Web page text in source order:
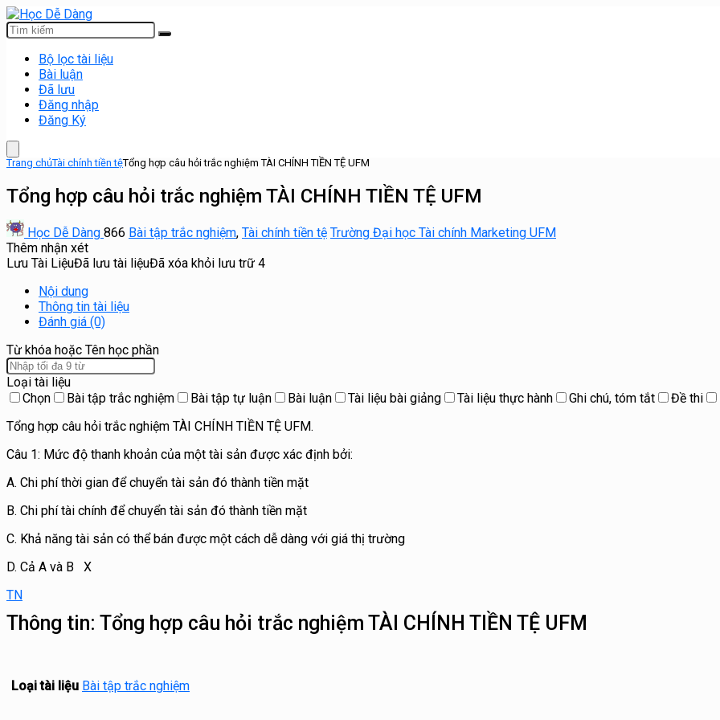
Bộ lọc tài liệu
Bài luận
Đã lưu
Đăng nhập
Đăng Ký
Trang chủTài chính tiền tệTổng hợp câu hỏi trắc nghiệm TÀI CHÍNH TIỀN TỆ UFM
Tổng hợp câu hỏi trắc nghiệm TÀI CHÍNH TIỀN TỆ UFM
Học Dễ Dàng 866 Bài tập trắc nghiệm, Tài chính tiền tệ Trường Đại học Tài chính Marketing UFM
Thêm nhận xét
Lưu Tài LiệuĐã lưu tài liệuĐã xóa khỏi lưu trữ 4
Nội dung
Thông tin tài liệu
Đánh giá (0)
Từ khóa hoặc Tên học phần
Loại tài liệu
Chọn
Bài tập trắc nghiệm Bài tập tự luận Bài luận Tài liệu bài giảng Tài liệu thực hành Ghi chú, tóm tắt Đề thi
Tổng hợp câu hỏi trắc nghiệm TÀI CHÍNH TIỀN TỆ UFM.
Câu 1: Mức độ thanh khoản của một tài sản được xác định bởi:
A. Chi phí thời gian để chuyển tài sản đó thành tiền mặt
B. Chi phí tài chính để chuyển tài sản đó thành tiền mặt
C. Khả năng tài sản có thể bán được một cách dễ dàng với giá thị trường
D. Cả A và B X
TN
Thông tin: Tổng hợp câu hỏi trắc nghiệm TÀI CHÍNH TIỀN TỆ UFM
Loại tài liệu Bài tập trắc nghiệm